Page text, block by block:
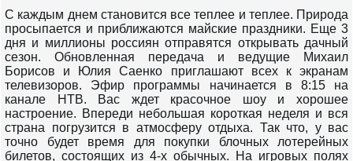
С каждым днем становится все теплее и теплее. Природа
просыпается и приближаются майские праздники. Еще 3
дня и миллионы россиян отправятся открывать дачный
сезон. Обновленная передача и ведущие Михаил
Борисов и Юлия Саенко приглашают всех к экранам
телевизоров. Эфир программы начинается в 8:15 на
канале НТВ. Вас ждет красочное шоу и хорошее
настроение. Впереди небольшая короткая неделя и вся
страна погрузится в атмосферу отдыха. Так что, у вас
точно будет время для покупки блочных лотерейных
билетов, состоящих из 4-х обычных. На игровых полях